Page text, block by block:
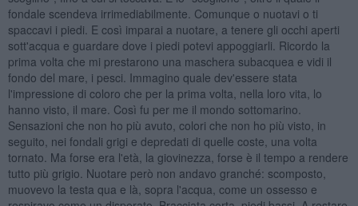
fondale scendeva irrimediabilmente. Comunque o nuotavi o ti
spaccavi i piedi. E così imparai a nuotare, a tenere gli occhi aperti
sott'acqua e guardare dove i piedi potevi appoggiarli. Ricordo la
prima volta che mi prestarono una maschera subacquea e vidi il
fondo del mare, i pesci. Immagino quale dev'essere stata
l'impressione di coloro che per la prima volta, nella loro vita, lo
hanno visto, il mare. Così fu per me il mondo sottomarino.
Sensazioni che non ho più avuto, colori che non ho più visto, in
seguito, nei fondali grigi e depredati di quelle coste, una volta
tornato. Ma forse era l'età, la giovinezza, forse è il tempo a rendere
tutto più grigio. Nuotare però non andavo granché: scomposto,
muovevo la testa qua e là, sopra l'acqua, come un ossesso e